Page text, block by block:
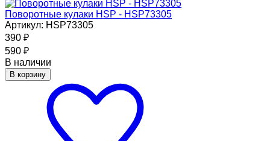
Поворотные кулаки HSP - HSP73305
Артикул: HSP73305
390 ₽
590 ₽
В наличии
В корзину